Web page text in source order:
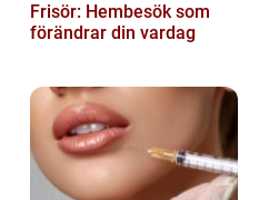
Frisör: Hembesök som
förändrar din vardag